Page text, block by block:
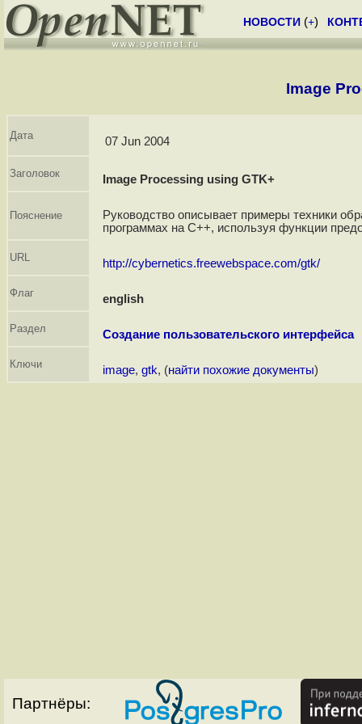
НОВОСТИ (+)
Image
Дата 07 Jun 2004
Заголовок Image Processing using GTK+
Пояснение
Руководство описывает примеры техники
программах на С++, используя функции
URL http://cybernetics.freewebspace.com/gtk/
Флаг english
Раздел Создание пользовательского интерфейса
Ключи image, gtk, (найти похожие документы)
Партнёры: